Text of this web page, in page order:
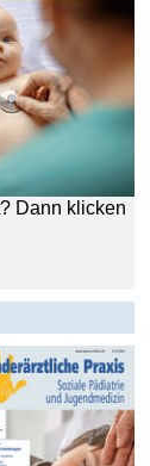
Dann klicken